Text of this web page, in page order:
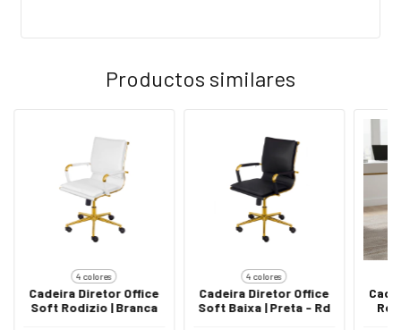
Productos similares
4 colores
Cadeira Diretor Office
Soft Rodizio | Branca
4 colores
Cadeira Diretor Office
Soft Baixa | Preta - Rd
Rd